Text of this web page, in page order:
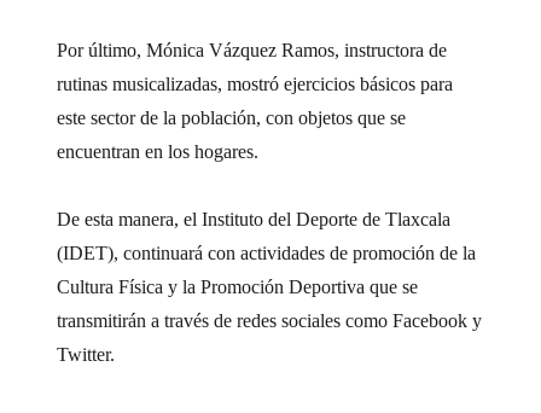
Por último, Mónica Vázquez Ramos, instructora de
rutinas musicalizadas, mostró ejercicios básicos para
este sector de la población, con objetos que se
encuentran en los hogares.
De esta manera, el Instituto del Deporte de Tlaxcala
(IDET), continuará con actividades de promoción de la
Cultura Física y la Promoción Deportiva que se
transmitirán a través de redes sociales como Facebook y
Twitter.